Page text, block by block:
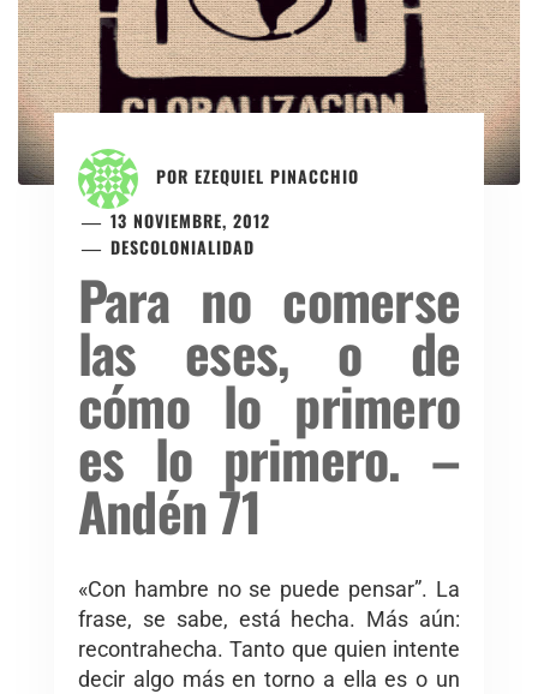
POR EZEQUIEL PINACCHIO
13 NOVIEMBRE, 2012
DESCOLONIALIDAD
Para no comerse
las eses, o de
cómo lo primero
es lo primero. –
Andén 71
«Con hambre no se puede pensar”. La
frase, se sabe, está hecha. Más aún:
recontrahecha. Tanto que quien intente
decir algo más en torno a ella es o un